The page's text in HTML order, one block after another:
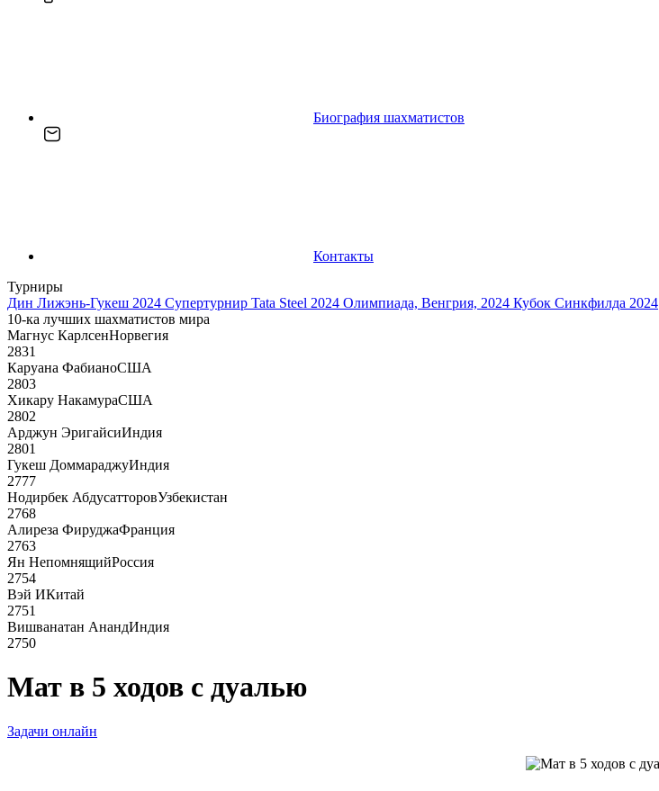
Биография шахматистов
Контакты
Турниры
Дин Лижэнь-Гукеш 2024 Супертурнир Tata Steel 2024 Олимпиада, Венгрия, 2024 Кубок Синкфилда 2024
10-ка лучших шахматистов мира
Магнус КарлсенНорвегия
2831
Каруана ФабианоСША
2803
Хикару НакамураСША
2802
Арджун ЭригайсиИндия
2801
Гукеш ДоммараджуИндия
2777
Нодирбек АбдусатторовУзбекистан
2768
Алиреза ФируджаФранция
2763
Ян НепомнящийРоссия
2754
Вэй ИКитай
2751
Вишванатан АнандИндия
2750
Мат в 5 ходов с дуалью
Задачи онлайн